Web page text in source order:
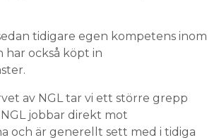
tidigare egen kompetens inom
har också köpt in
av NGL tar vi ett större grepp
jobbar direkt mot
och är generellt sett med i tidiga